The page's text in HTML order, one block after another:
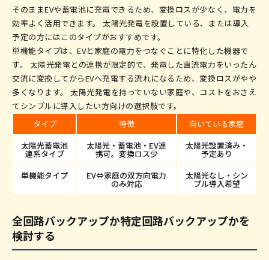
そのままEVや蓄電池に充電できるため、変換ロスが少なく、電力を
効率よく活用できます。 太陽光発電を設置している、または導入
予定の方にはこのタイプがおすすめです。
単機能タイプは、EVと家庭の電力をつなぐことに特化した機器で
す。 太陽光発電との連携が限定的で、発電した直流電力をいったん
交流に変換してからEVへ充電する流れになるため、変換ロスがやや
多くなります。 太陽光発電を持っていない家庭や、コストをおさえ
てシンプルに導入したい方向けの選択肢です。
タイプ
特徴
向いている家庭
太陽光蓄電池
連系タイプ
太陽光・蓄電池・EV連
携可。変換ロス少
太陽光設置済み・
予定あり
単機能タイプ
EV⇔家庭の双方向電力
のみ対応
太陽光なし・シン
プル導入希望
全回路バックアップか特定回路バックアップかを
検討する